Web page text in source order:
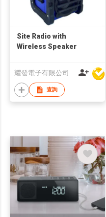
Site Radio with
Wireless Speaker
耀發電子有限公司
查詢